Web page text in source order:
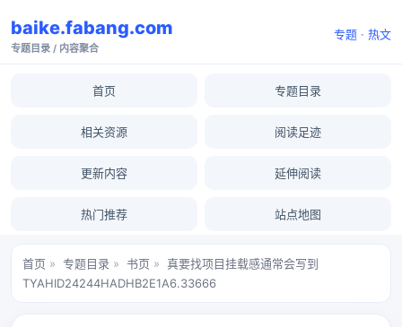
baike.fabang.com
专题目录 / 内容聚合
专题 · 热文
首页 专题目录
相关资源 阅读足迹
更新内容 延伸阅读
热门推荐 站点地图
首页 » 专题目录 » 书页 » 真要找项目挂载感通常会写到
TYAHID24244HADHB2E1A6.33666